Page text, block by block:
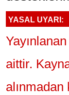
YASAL UYARI:
aittir.
alınmadan